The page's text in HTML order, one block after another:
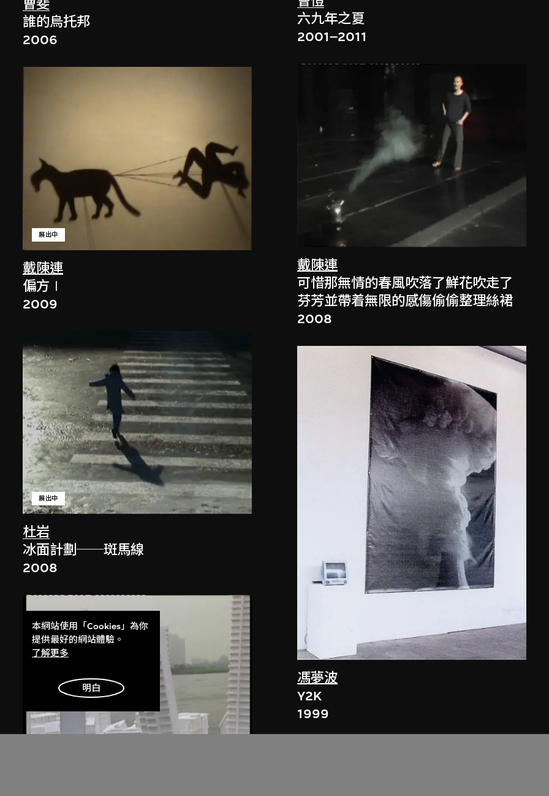
曹斐
誰的烏托邦
2006
戴陳連
展出中
偏方Ⅰ
2009
杜岩
展出中
冰面計劃──斑馬線
2008
六九年之夏
2001–2011
戴陳連
可惜那無情的春風吹落了鮮花吹走了
芬芳並帶着無限的感傷偷偷整理絲裙
2008
馮夢波
Y2K
1999
本網站使用「Cookies」為你
提供最好的網站體驗。
了解更多
明白